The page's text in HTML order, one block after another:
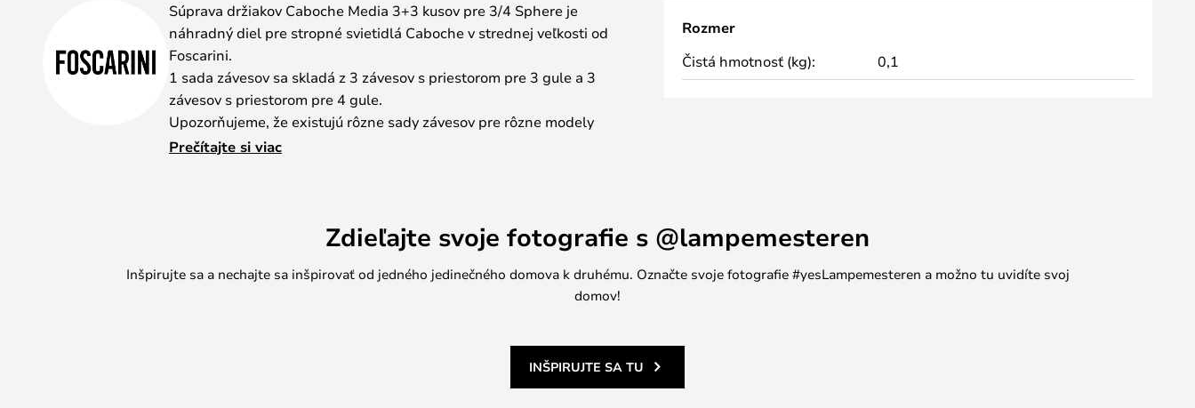
Súprava držiakov Caboche Media 3+3 kusov pre 3/4 Sphere je
náhradný diel pre stropné svietidlá Caboche v strednej veľkosti od
Foscarini.
1 sada závesov sa skladá z 3 závesov s priestorom pre 3 gule a 3
závesov s priestorom pre 4 gule.
Upozorňujeme, že existujú rôzne sady závesov pre rôzne modely
Caboche, pričom táto sada je určená pre stropné svietidlá Caboche
Prečítajte si viac
Rozmer
Čistá hmotnosť (kg): 0,1
Zdieľajte svoje fotografie s @lampemesteren
Inšpirujte sa a nechajte sa inšpirovať od jedného jedinečného domova k druhému. Označte svoje fotografie #yesLampemesteren a možno tu uvidíte svoj
domov!
INŠPIRUJTE SA TU